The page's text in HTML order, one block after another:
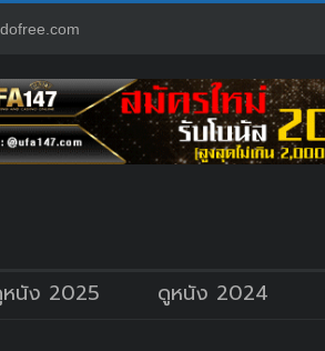
นัง 2025 ดูหนัง 2024